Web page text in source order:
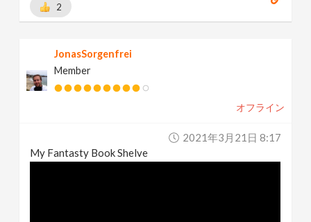
2
JonasSorgenfrei
Member
オフライン
2021年3月21日 8:17
My Fantasty Book Shelve